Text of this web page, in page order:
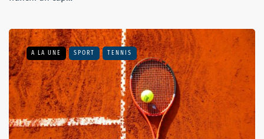
A LA UNE SPORT TENNIS